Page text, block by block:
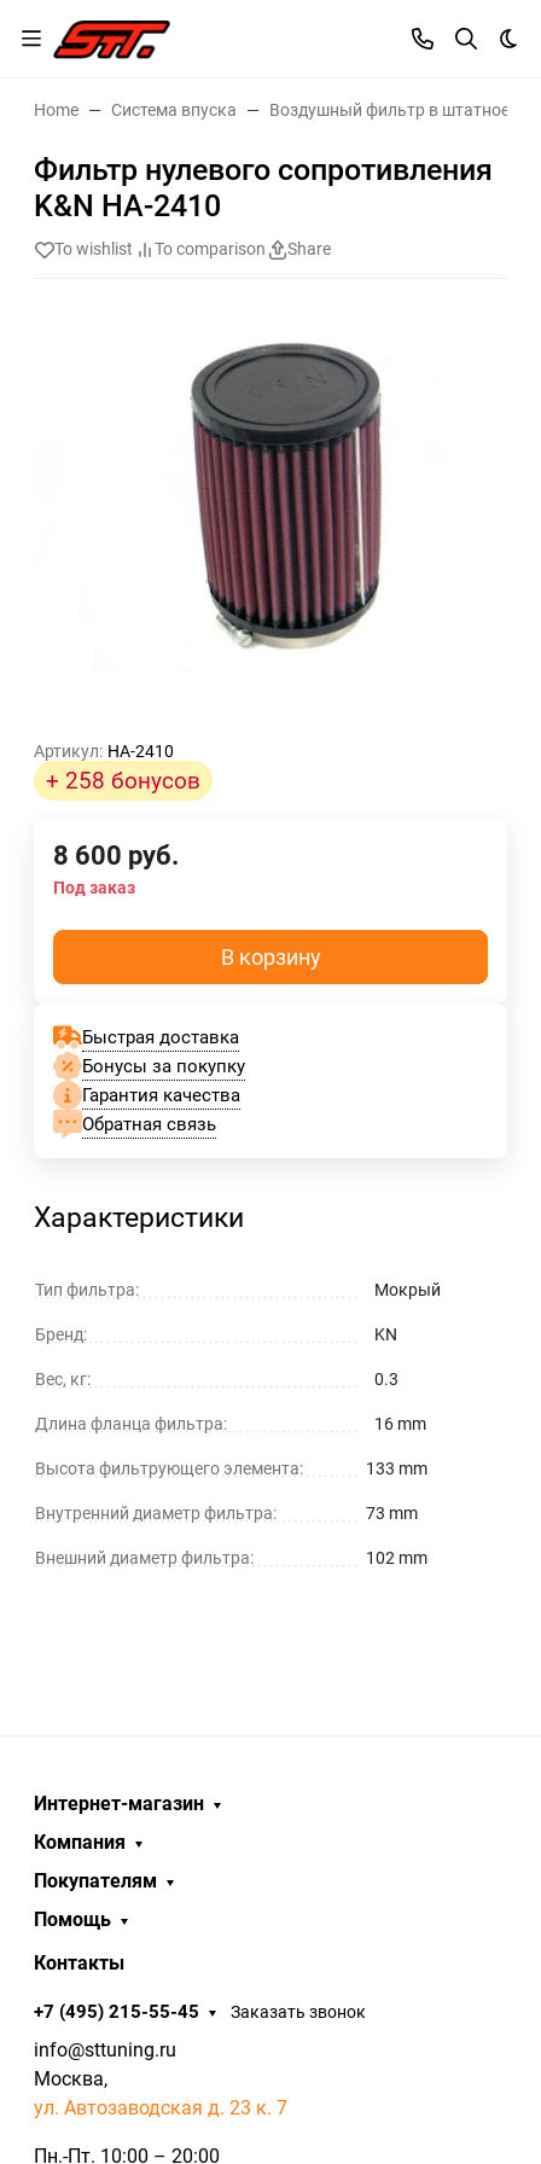
Home Система впуска Воздушный фильтр в штатное
Фильтр нулевого сопротивления
K&N HA-2410
To wishlist To comparison Share
Артикул: HA-2410
+ 258 бонусов
8 600 руб.
Под заказ
В корзину
Быстрая доставка
Бонусы за покупку
Гарантия качества
Обратная связь
Характеристики
Тип фильтра: Мокрый
Бренд: KN
Вес, кг: 0.3
Длина фланца фильтра: 16 mm
Высота фильтрующего элемента: 133 mm
Внутренний диаметр фильтра: 73 mm
Внешний диаметр фильтра: 102 mm
Интернет-магазин
Компания
Покупателям
Помощь
Контакты
+7 (495) 215-55-45 Заказать звонок
info@sttuning.ru
Москва,
ул. Автозаводская д. 23 к. 7
Пн.-Пт. 10:00 – 20:00